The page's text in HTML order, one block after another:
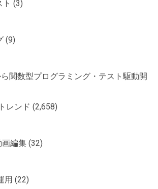
(3)
(9)
関数型プログラミング・テスト駆動開
レンド (2,658)
画編集 (32)
用 (22)